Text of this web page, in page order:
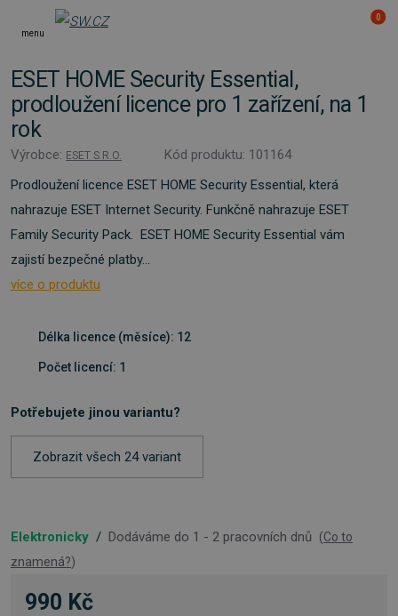
menu
0
ESET HOME Security Essential,
prodloužení licence pro 1 zařízení, na 1
rok
Výrobce: ESET S.R.O.
Kód produktu: 101164
Prodloužení licence ESET HOME Security Essential, která
nahrazuje ESET Internet Security. Funkčně nahrazuje ESET
Family Security Pack. ESET HOME Security Essential vám
zajistí bezpečné platby...
více o produktu
Délka licence (měsíce): 12
Počet licencí: 1
Potřebujete jinou variantu?
Zobrazit všech 24 variant
Elektronicky / Dodáváme do 1 - 2 pracovních dnů (Co to
znamená?)
990 Kč